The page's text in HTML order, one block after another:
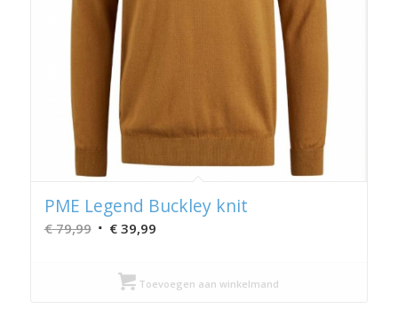
PME Legend Buckley knit
€79,99 Oorspronkelijke
was:
€ 79,99.
€39,99Huidige
€ 39,99.
Toevoegen aan winkelmand